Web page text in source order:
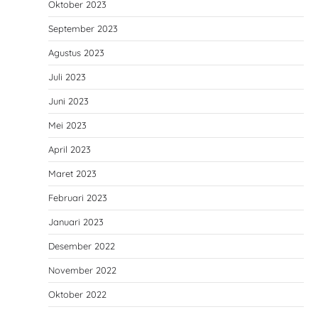
Oktober 2023
September 2023
Agustus 2023
Juli 2023
Juni 2023
Mei 2023
April 2023
Maret 2023
Februari 2023
Januari 2023
Desember 2022
November 2022
Oktober 2022